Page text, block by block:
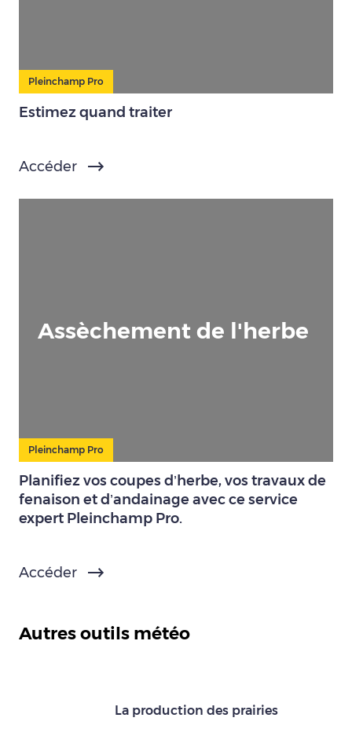
Pleinchamp Pro
Estimez quand traiter
Accéder
Assèchement de l'herbe
Pleinchamp Pro
Planifiez vos coupes d’herbe, vos travaux de
fenaison et d’andainage avec ce service
expert Pleinchamp Pro.
Accéder
Autres outils météo
La production des prairies